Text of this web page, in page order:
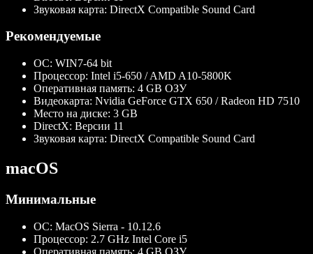
Звуковая карта: DirectX Compatible Sound Card
Рекомендуемые
ОС: WIN7-64 bit
Процессор: Intel i5-650 / AMD A10-5800K
Оперативная память: 4 GB ОЗУ
Видеокарта: Nvidia GeForce GTX 650 / Radeon HD 7510
Место на диске: 3 GB
DirectX: Версии 11
Звуковая карта: DirectX Compatible Sound Card
macOS
Минимальные
ОС: MacOS Sierra - 10.12.6
Процессор: 2.7 GHz Intel Core i5
Оперативная память: 4 GB ОЗУ